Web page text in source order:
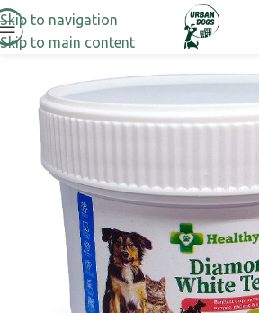
Skip to navigation
Skip to main content